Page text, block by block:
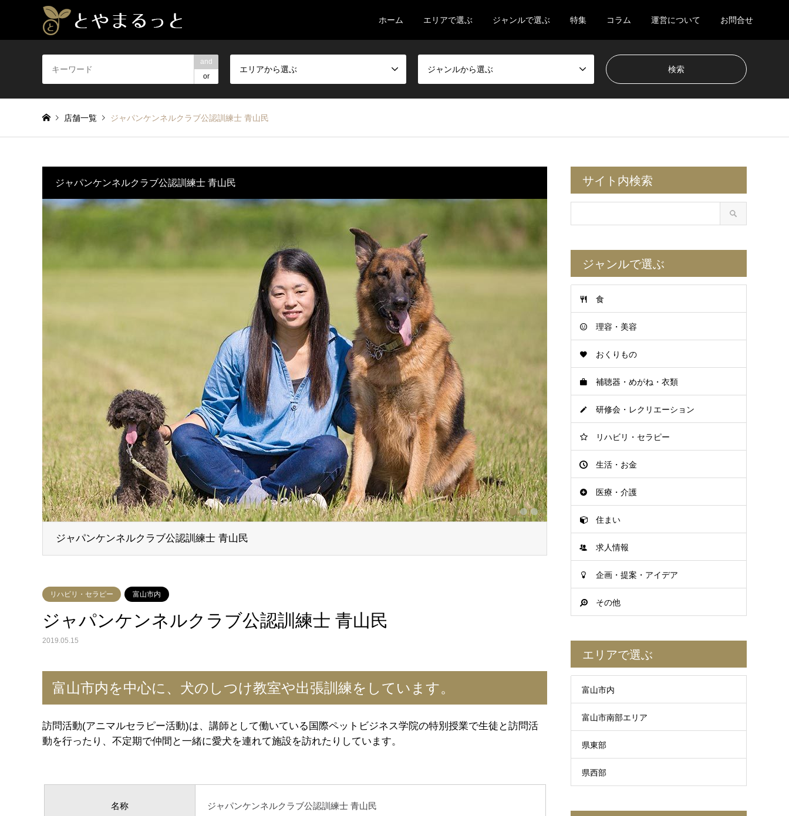
ホーム エリアで選ぶ ジャンルで選ぶ 特集 コラム 運営について お問合せ
and
or
エリアから選ぶ ジャンルから選ぶ
店舗一覧 ジャパンケンネルクラブ公認訓練士 青山民
ジャパンケンネルクラブ公認訓練士 青山民
ジャパンケンネルクラブ公認訓練士 青山民
ジャパンケンネルクラブ公認訓練士 青山民
1 2 3
リハビリ・セラピー 富山市内
ジャパンケンネルクラブ公認訓練士 青山民
2019.05.15
富山市内を中心に、犬のしつけ教室や出張訓練をしています。
訪問活動(アニマルセラピー活動)は、講師として働いている国際ペットビジネス学院の特別授業で生徒と訪問活
動を行ったり、不定期で仲間と一緒に愛犬を連れて施設を訪れたりしています。
名称 ジャパンケンネルクラブ公認訓練士 青山民
サイト内検索
ジャンルで選ぶ
食
理容・美容
おくりもの
補聴器・めがね・衣類
研修会・レクリエーション
リハビリ・セラピー
生活・お金
医療・介護
住まい
求人情報
企画・提案・アイデア
その他
エリアで選ぶ
富山市内
富山市南部エリア
県東部
県西部